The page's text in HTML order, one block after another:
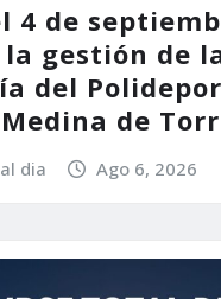
4 de
gestión de
del
de
dia Ago 6, 2026